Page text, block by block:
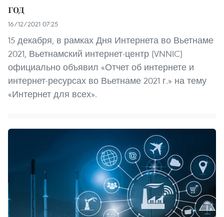
год
16/12/2021 07:25
15 декабря, в рамках Дня Интернета во Вьетнаме
2021, Вьетнамский интернет-центр (VNNIC)
официально объявил «Отчет об интернете и
интернет-ресурсах во Вьетнаме 2021 г.» на тему
«Интернет для всех».